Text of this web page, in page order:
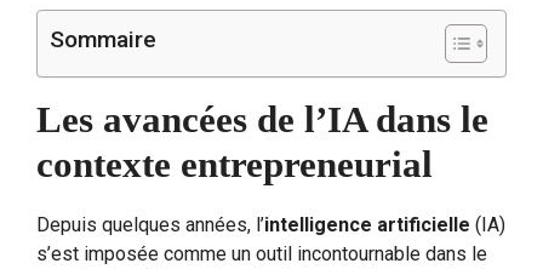
Sommaire
Les avancées de l’IA dans le
contexte entrepreneurial
Depuis quelques années, l’intelligence artificielle (IA)
s’est imposée comme un outil incontournable dans le